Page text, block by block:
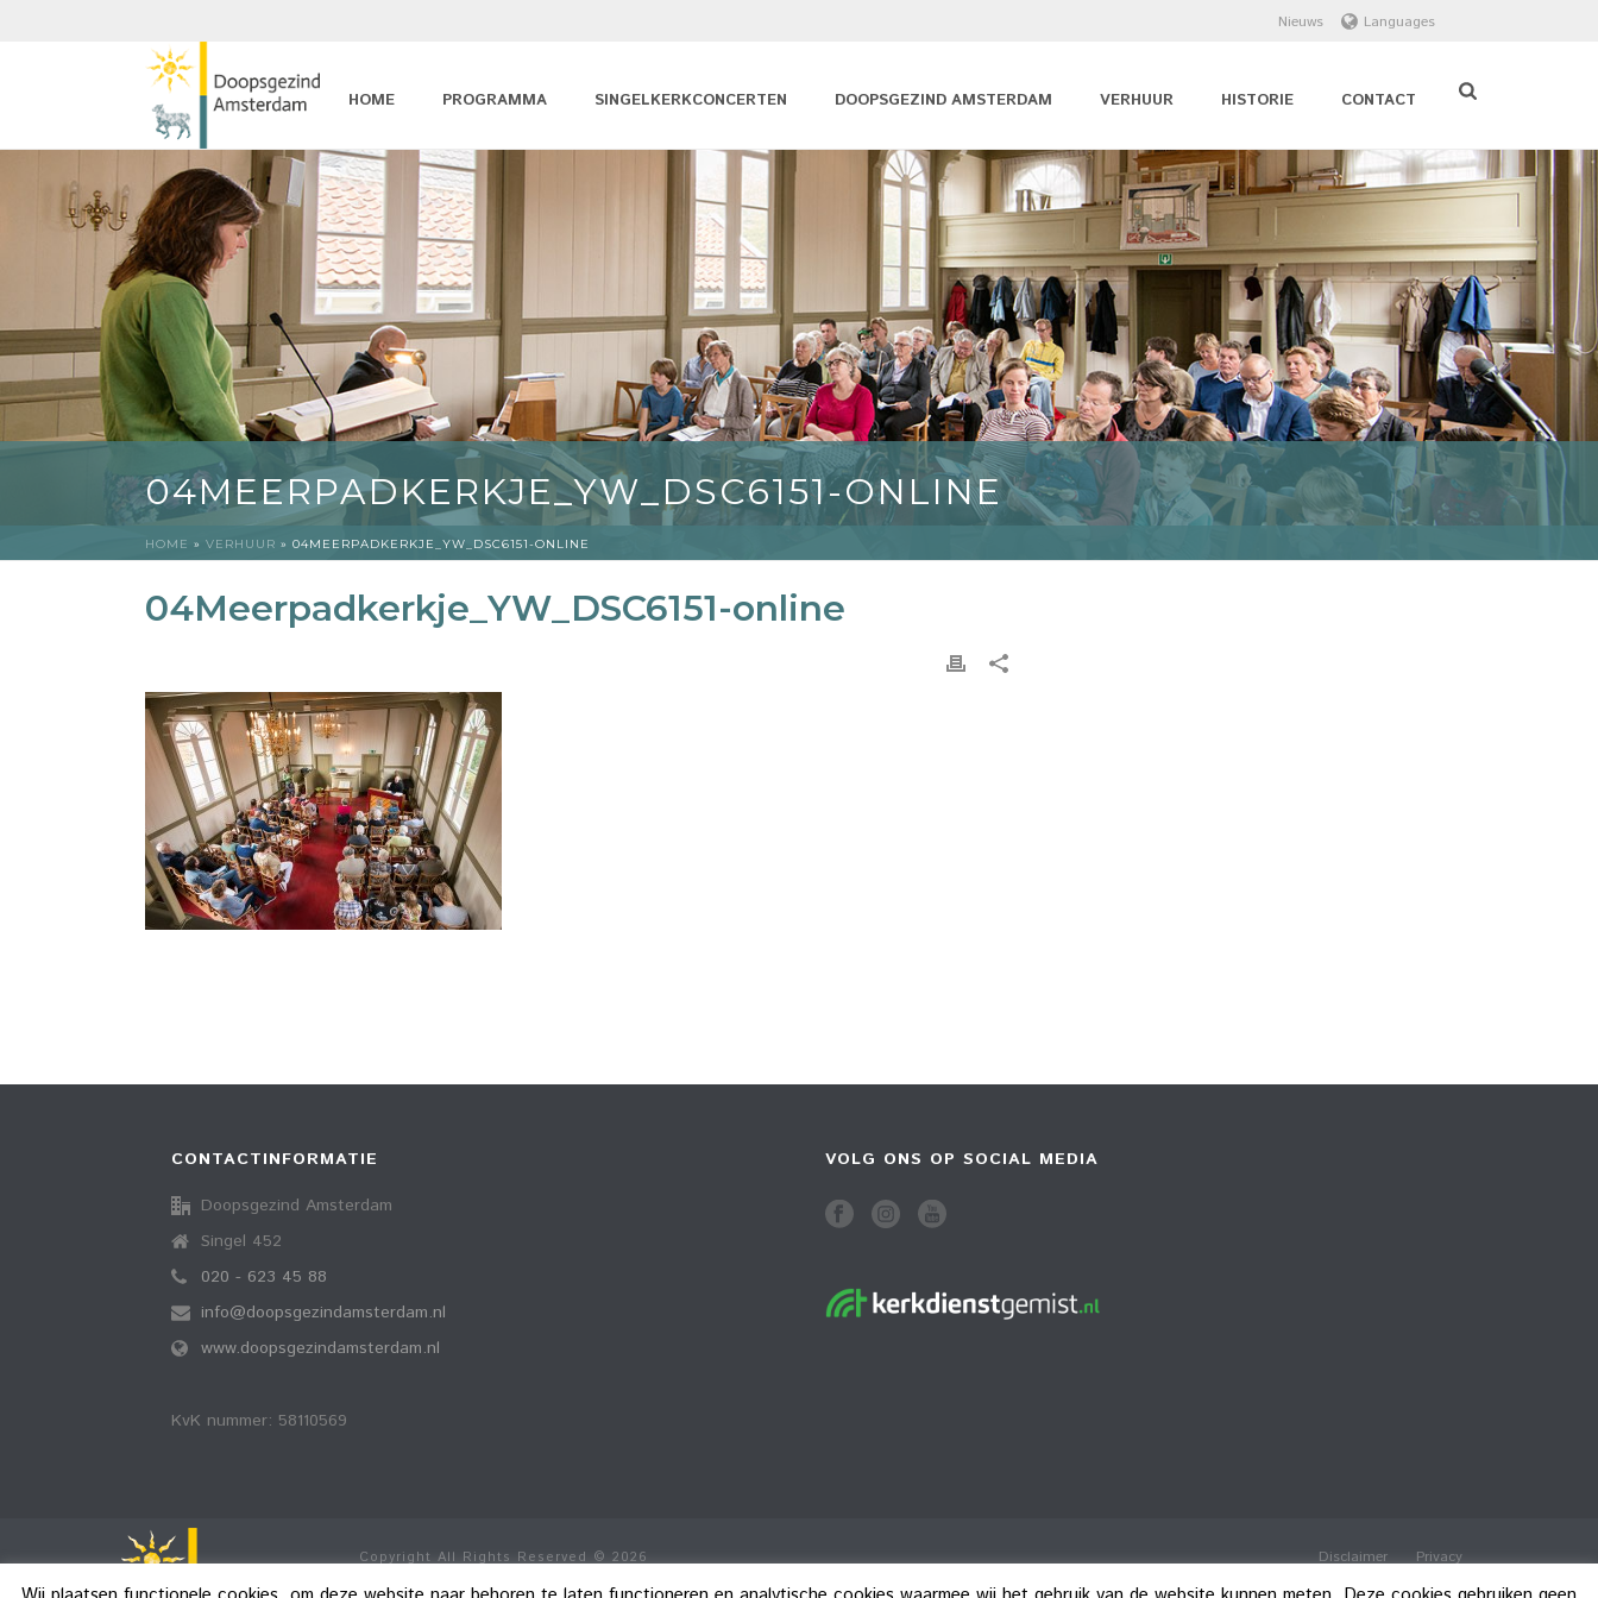
Nieuws Languages
HOME PROGRAMMA SINGELKERKCONCERTEN DOOPSGEZIND AMSTERDAM VERHUUR HISTORIE CONTACT
04MEERPADKERKJE_YW_DSC6151-ONLINE
HOME » VERHUUR » 04MEERPADKERKJE_YW_DSC6151-ONLINE
04Meerpadkerkje_YW_DSC6151-online
CONTACTINFORMATIE
Doopsgezind Amsterdam
Singel 452
020 - 623 45 88
info@doopsgezindamsterdam.nl
www.doopsgezindamsterdam.nl
KvK nummer: 58110569
VOLG ONS OP SOCIAL MEDIA
Copyright All Rights Reserved © 2026 Disclaimer Privacy